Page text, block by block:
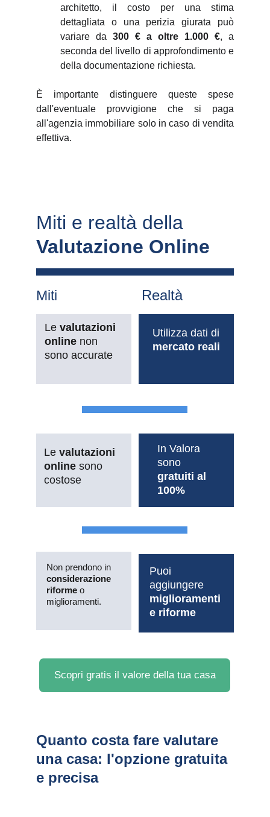
architetto, il costo per una stima
dettagliata o una perizia giurata può
variare da 300 € a oltre 1.000 €, a
seconda del livello di approfondimento e
della documentazione richiesta.
È importante distinguere queste spese
dall'eventuale provvigione che si paga
all'agenzia immobiliare solo in caso di vendita
effettiva.
Scopri gratis il valore della tua casa
Miti e realtà della
Valutazione Online
Miti Realtà
Le valutazioni
online non
sono accurate
Le valutazioni
online sono
costose
Non prendono in
considerazione
riforme o
miglioramenti.
Utilizza dati di
mercato reali
In Valora
sono
gratuiti al
100%
Puoi
aggiungere
miglioramenti
e riforme
Quanto costa fare valutare
una casa: l'opzione gratuita
e precisa